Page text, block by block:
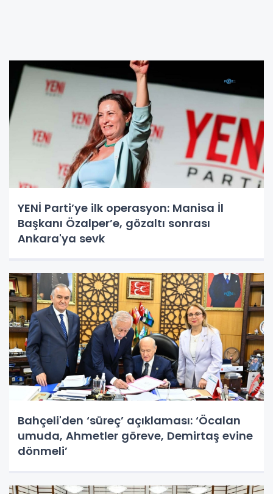
YENİ Parti’ye ilk operasyon: Manisa İl
Başkanı Özalper’e, gözaltı sonrası
Ankara'ya sevk
Bahçeli'den ‘süreç’ açıklaması: ‘Öcalan
umuda, Ahmetler göreve, Demirtaş evine
dönmeli’